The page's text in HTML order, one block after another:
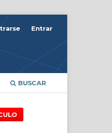
BUSCAR
Entrar